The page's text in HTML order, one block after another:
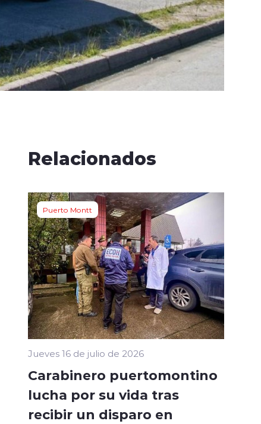
Relacionados
Puerto Montt
Jueves 16 de julio de 2026
Carabinero puertomontino
lucha por su vida tras
recibir un disparo en